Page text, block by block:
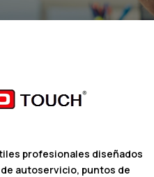
profesionales diseñados
autoservicio, puntos de